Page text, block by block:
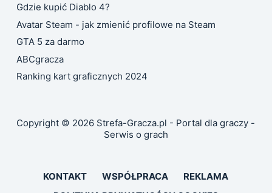
Gdzie kupić Diablo 4?
Avatar Steam - jak zmienić profilowe na Steam
GTA 5 za darmo
ABCgracza
Ranking kart graficznych 2024
Copyright © 2026 Strefa-Gracza.pl - Portal dla graczy -
Serwis o grach
KONTAKT WSPÓŁPRACA
REKLAMA